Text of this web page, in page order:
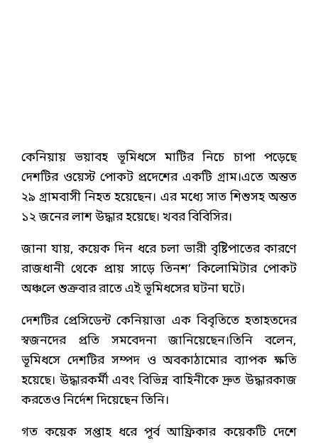
কেনিয়ায় ভয়াবহ ভূমিধসে মাটির নিচে চাপা পড়েছে
দেশটির ওয়েস্ট পোকট প্রদেশের একটি গ্রাম।এতে অন্তত
২৯ গ্রামবাসী নিহত হয়েছেন। এর মধ্যে সাত শিশুসহ অন্তত
১২ জনের লাশ উদ্ধার হয়েছে। খবর বিবিসির।
জানা যায়, কয়েক দিন ধরে চলা ভারী বৃষ্টিপাতের কারণে
রাজধানী থেকে প্রায় সাড়ে তিনশ’ কিলোমিটার পোকট
অঞ্চলে শুক্রবার রাতে এই ভূমিধসের ঘটনা ঘটে।
দেশটির প্রেসিডেন্ট কেনিয়াত্তা এক বিবৃতিতে হতাহতদের
স্বজনদের প্রতি সমবেদনা জানিয়েছেন।তিনি বলেন,
ভূমিধসে দেশটির সম্পদ ও অবকাঠামোর ব্যাপক ক্ষতি
হয়েছে। উদ্ধারকর্মী এবং বিভিন্ন বাহিনীকে দ্রুত উদ্ধারকাজ
করতেও নির্দেশ দিয়েছেন তিনি।
গত কয়েক সপ্তাহ ধরে পূর্ব আফ্রিকার কয়েকটি দেশে